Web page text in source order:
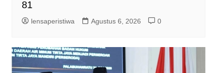
81
lensaperistiwa Agustus 6, 2026 0